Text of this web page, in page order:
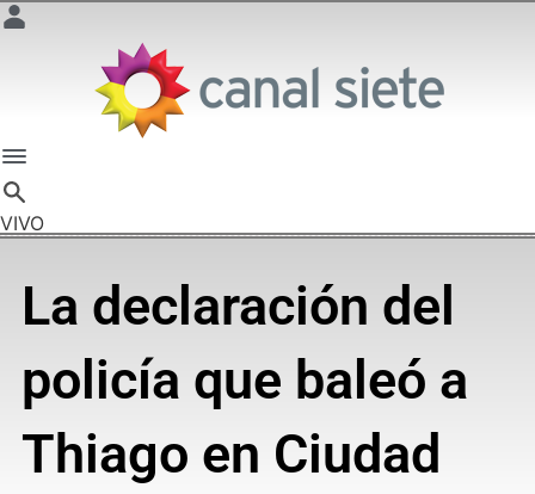
VIVO
La declaración del
policía que baleó a
Thiago en Ciudad